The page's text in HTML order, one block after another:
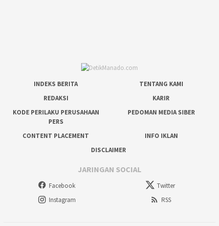
INDEKS BERITA
TENTANG KAMI
REDAKSI
KARIR
KODE PERILAKU PERUSAHAAN
PERS
PEDOMAN MEDIA SIBER
CONTENT PLACEMENT
INFO IKLAN
DISCLAIMER
JARINGAN SOCIAL
Facebook
Twitter
Instagram
RSS